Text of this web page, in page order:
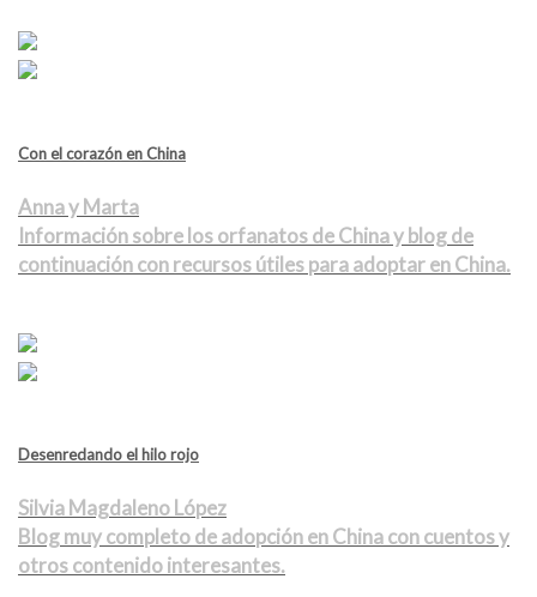
Con el corazón en China
Anna y Marta
Información sobre los orfanatos de China y blog de
continuación con recursos útiles para adoptar en China.
Desenredando el hilo rojo
Silvia Magdaleno López
Blog muy completo de adopción en China con cuentos y
otros contenido interesantes.